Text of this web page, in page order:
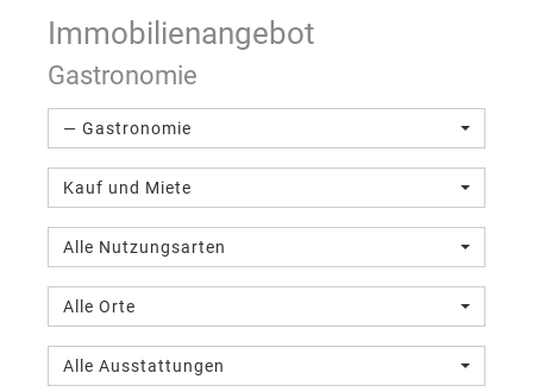
Immobilien­angebot
Gastronomie
— Gastronomie
Kauf und Miete
Alle Nutzungsarten
Alle Orte
Alle Ausstattungen